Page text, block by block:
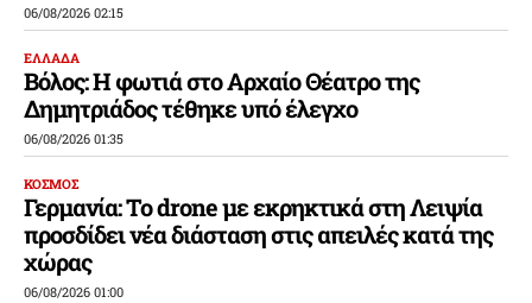
06/08/2026 02:15
ΕΛΛΑΔΑ
Βόλος: Η φωτιά στο Αρχαίο Θέατρο της
Δημητριάδος τέθηκε υπό έλεγχο
06/08/2026 01:35
ΚΟΣΜΟΣ
Γερμανία: Το drone με εκρηκτικά στη Λειψία
προσδίδει νέα διάσταση στις απειλές κατά της
χώρας
06/08/2026 01:00